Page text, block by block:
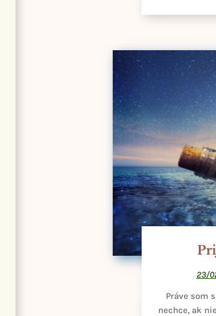
23/
Práve som
nechce, ak